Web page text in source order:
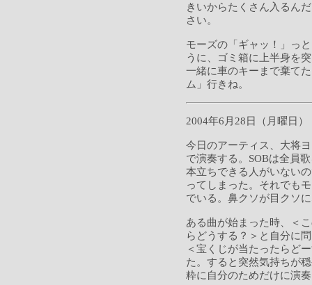
きいからたくさん入るん
さい。
モーズの「ギャッ！」っ
うに、ゴミ箱に上半身を
一緒に車のキーまで棄て
ム」行きね。
2004年6月28日（月曜日）
今日のアーティス、大将
で演奏する。SOBは全員
本立ちできる人がいない
ってしまった。それでも
でいる。鼻クソが目クソ
ある曲が始まった時、＜
らどうする？＞と自分に
＜宝くじが当たったらど
た。すると突然気持ちが
粋に自分のためだけに演